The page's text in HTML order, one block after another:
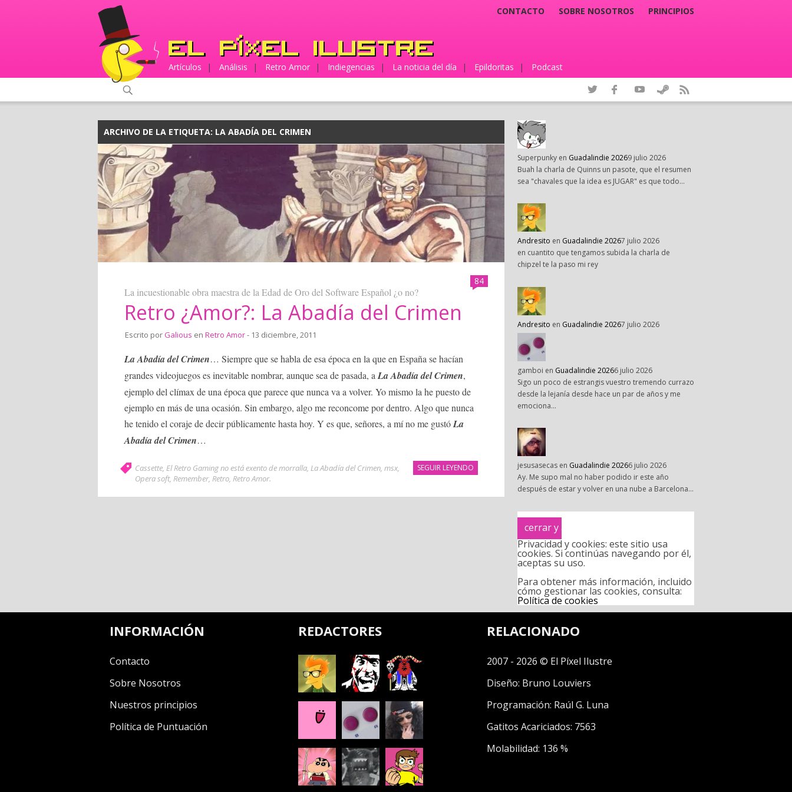
CONTACTO SOBRE NOSOTROS PRINCIPIOS
Artículos | Análisis | Retro Amor | Indiegencias | La noticia del día | Epildoritas | Podcast
ARCHIVO DE LA ETIQUETA: LA ABADÍA DEL CRIMEN
84
La incuestionable obra maestra de la Edad de Oro del Software Español ¿o no?
Retro ¿Amor?: La Abadía del Crimen
Escrito por Galious en Retro Amor- 13 diciembre, 2011
La Abadía del Crimen… Siempre que se habla de esa época en la que en España se hacían
grandes videojuegos es inevitable nombrar, aunque sea de pasada, a La Abadía del Crimen,
ejemplo del clímax de una época que parece que nunca va a volver. Yo mismo la he puesto de
ejemplo en más de una ocasión. Sin embargo, algo me reconcome por dentro. Algo que nunca
he tenido el coraje de decir públicamente hasta hoy. Y es que, señores, a mí no me gustóLa
Abadía del Crimen…
SEGUIR LEYENDO
Cassette, El Retro Gaming no está exento de morralla, La Abadía del Crimen, msx,
Opera soft, Remember, Retro, Retro Amor.
Superpunky en Guadalindie 20269 julio 2026
Buah la charla de Quinns un pasote, que el resumen
sea "chavales que la idea es JUGAR" es que todo…
Andresito en Guadalindie 20267 julio 2026
en cuantito que tengamos subida la charla de
chipzel te la paso mi rey
Andresito en Guadalindie 20267 julio 2026
gamboi en Guadalindie 20266 julio 2026
Sigo un poco de estrangis vuestro tremendo currazo
desde la lejanía desde hace un par de años y me
emociona…
jesusasecas en Guadalindie 20266 julio 2026
Ay. Me supo mal no haber podido ir este año
después de estar y volver en una nube a Barcelona…
Privacidad y cookies: este sitio usa
cookies. Si continúas navegando por él,
aceptas su uso.
Para obtener más información, incluido
cómo gestionar las cookies, consulta:
Política de cookies
INFORMACIÓN
Contacto
Sobre Nosotros
Nuestros principios
Política de Puntuación
REDACTORES RELACIONADO
2007 - 2026 © El Píxel Ilustre
Diseño: Bruno Louviers
Programación: Raúl G. Luna
Gatitos Acariciados: 7563
Molabilidad: 136 %